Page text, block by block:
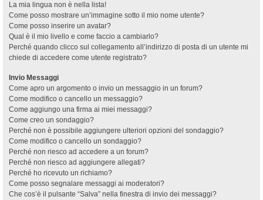
La mia lingua non è nella lista!
Come posso mostrare un’immagine sotto il mio nome utente?
Come posso inserire un avatar?
Qual è il mio livello e come faccio a cambiarlo?
Perché quando clicco sul collegamento all’indirizzo di posta di un utente mi
chiede di accedere come utente registrato?
Invio Messaggi
Come apro un argomento o invio un messaggio in un forum?
Come modifico o cancello un messaggio?
Come aggiungo una firma ai miei messaggi?
Come creo un sondaggio?
Perché non è possibile aggiungere ulteriori opzioni del sondaggio?
Come modifico o cancello un sondaggio?
Perché non riesco ad accedere a un forum?
Perché non riesco ad aggiungere allegati?
Perché ho ricevuto un richiamo?
Come posso segnalare messaggi ai moderatori?
Che cos’è il pulsante “Salva” nella finestra di invio dei messaggi?